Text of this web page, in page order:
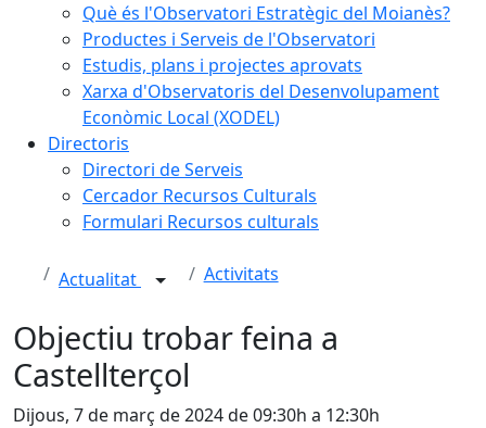
Què és l'Observatori Estratègic del Moianès?
Productes i Serveis de l'Observatori
Estudis, plans i projectes aprovats
Xarxa d'Observatoris del Desenvolupament
Econòmic Local (XODEL)
Directoris
Directori de Serveis
Cercador Recursos Culturals
Formulari Recursos culturals
Actualitat Activitats
Objectiu trobar feina a
Castellterçol
Dijous, 7 de març de 2024 de 09:30h a 12:30h